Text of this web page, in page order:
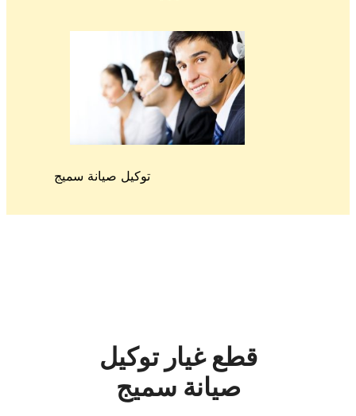
توكيل صيانة سميج
قطع غيار توكيل
صيانة سميج